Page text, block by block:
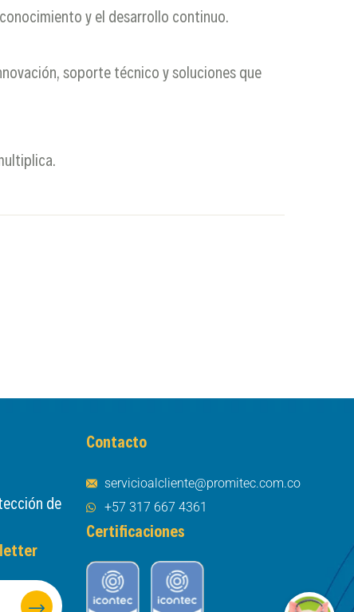
y el desarrollo continuo.
soporte técnico y soluciones que
de
Contacto
servicioalcliente@promitec.com.co
+57 317 667 4361
Certificaciones